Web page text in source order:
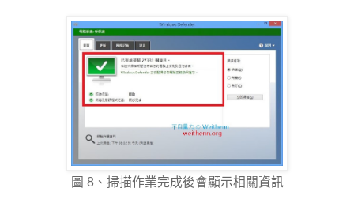
圖 8、掃描作業完成後會顯示相關資訊